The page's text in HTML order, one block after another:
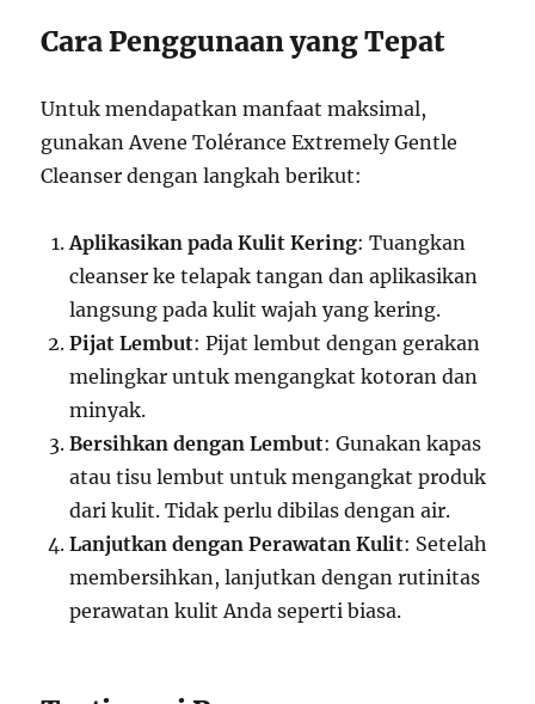
Cara Penggunaan yang Tepat
Untuk mendapatkan manfaat maksimal,
gunakan Avene Tolérance Extremely Gentle
Cleanser dengan langkah berikut:
Aplikasikan pada Kulit Kering: Tuangkan
cleanser ke telapak tangan dan aplikasikan
langsung pada kulit wajah yang kering.
Pijat Lembut: Pijat lembut dengan gerakan
melingkar untuk mengangkat kotoran dan
minyak.
Bersihkan dengan Lembut: Gunakan kapas
atau tisu lembut untuk mengangkat produk
dari kulit. Tidak perlu dibilas dengan air.
Lanjutkan dengan Perawatan Kulit: Setelah
membersihkan, lanjutkan dengan rutinitas
perawatan kulit Anda seperti biasa.